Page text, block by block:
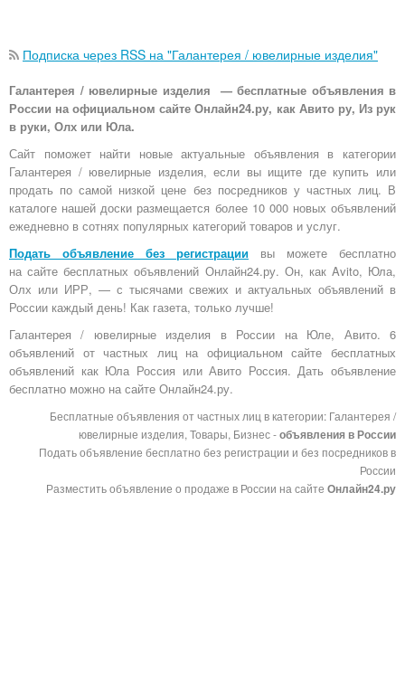
Подписка через RSS на "Галантерея / ювелирные изделия"
Галантерея / ювелирные изделия — бесплатные объявления в
России на официальном сайте Онлайн24.ру, как Авито ру, Из рук
в руки, Олх или Юла.
Сайт поможет найти новые актуальные объявления в категории
Галантерея / ювелирные изделия, если вы ищите где купить или
продать по самой низкой цене без посредников у частных лиц. В
каталоге нашей доски размещается более 10 000 новых объявлений
ежедневно в сотнях популярных категорий товаров и услуг.
Подать объявление без регистрации вы можете бесплатно
насайте бесплатных объявлений Онлайн24.ру. Он, как Avito, Юла,
Олх или ИРР, — с тысячами свежих и актуальных объявлений в
России каждый день! Как газета, только лучше!
Галантерея / ювелирные изделия в России на Юле, Авито. 6
объявлений от частных лиц на официальном сайте бесплатных
объявлений как Юла Россия или Авито Россия. Дать объявление
бесплатно можно на сайте Онлайн24.ру.
Бесплатные объявления от частных лиц в категории: Галантерея /
ювелирные изделия, Товары, Бизнес -объявления в России
Подать объявление бесплатно без регистрации и без посредников в
России
Разместить объявление о продаже в России на сайте Онлайн24.ру